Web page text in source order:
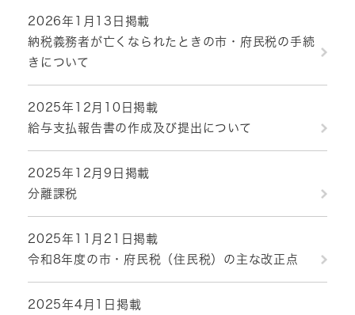
2026年1月13日掲載
納税義務者が亡くなられたときの市・府民税の手続
きについて
2025年12月10日掲載
給与支払報告書の作成及び提出について
2025年12月9日掲載
分離課税
2025年11月21日掲載
令和8年度の市・府民税（住民税）の主な改正点
2025年4月1日掲載